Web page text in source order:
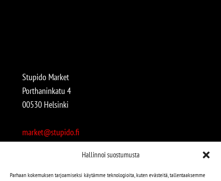
Hallinnoi suostumusta
Parhaan kokemuksen tarjoamiseksi käytämme teknologioita, kuten evästeitä, tallentaaksemme
Stupido Market
Porthaninkatu 4
00530 Helsinki
market@stupido.fi
Avoinna: